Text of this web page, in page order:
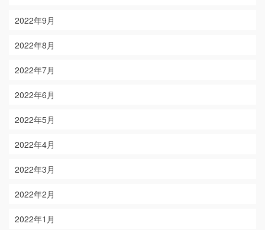
2022年9月
2022年8月
2022年7月
2022年6月
2022年5月
2022年4月
2022年3月
2022年2月
2022年1月